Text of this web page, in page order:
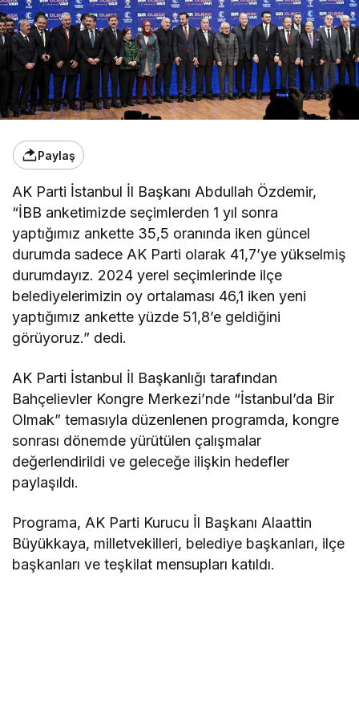
Paylaş
AK Parti İstanbul İl Başkanı Abdullah Özdemir,
“İBB anketimizde seçimlerden 1 yıl sonra
yaptığımız ankette 35,5 oranında iken güncel
durumda sadece AK Parti olarak 41,7’ye yükselmiş
durumdayız. 2024 yerel seçimlerinde ilçe
belediyelerimizin oy ortalaması 46,1 iken yeni
yaptığımız ankette yüzde 51,8’e geldiğini
görüyoruz.” dedi.
AK Parti İstanbul İl Başkanlığı tarafından
Bahçelievler Kongre Merkezi’nde “İstanbul’da Bir
Olmak” temasıyla düzenlenen programda, kongre
sonrası dönemde yürütülen çalışmalar
değerlendirildi ve geleceğe ilişkin hedefler
paylaşıldı.
Programa, AK Parti Kurucu İl Başkanı Alaattin
Büyükkaya, milletvekilleri, belediye başkanları, ilçe
başkanları ve teşkilat mensupları katıldı.